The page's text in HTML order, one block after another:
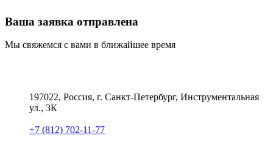
Ваша заявка отправлена
Мы свяжемся с вами в ближайшее время
197022, Россия, г. Санкт-Петербург, Инструментальная
ул., 3К
+7 (812) 702-11-77